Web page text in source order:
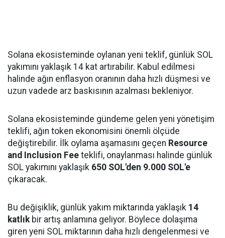
Solana ekosisteminde oylanan yeni teklif, günlük SOL
yakımını yaklaşık 14 kat artırabilir. Kabul edilmesi
halinde ağın enflasyon oranının daha hızlı düşmesi ve
uzun vadede arz baskısının azalması bekleniyor.
Solana ekosisteminde gündeme gelen yeni yönetişim
teklifi, ağın token ekonomisini önemli ölçüde
değiştirebilir. İlk oylama aşamasını geçen Resource
and Inclusion Fee teklifi, onaylanması halinde günlük
SOL yakımını yaklaşık 650 SOL'den 9.000 SOL'e
çıkaracak.
Bu değişiklik, günlük yakım miktarında yaklaşık 14
katlıkbir artış anlamına geliyor. Böylece dolaşıma
giren yeni SOL miktarının daha hızlı dengelenmesi ve